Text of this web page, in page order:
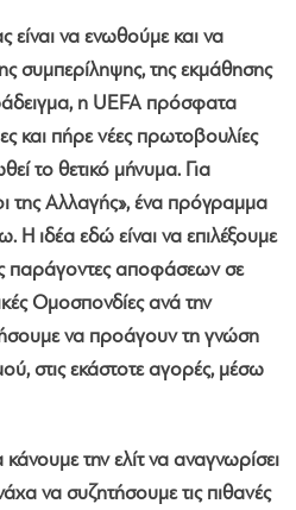
είναι να ενωθούμε και να
συμπερίληψης, της εκμάθησης
η UEFA πρόσφατα
και πήρε νέες πρωτοβουλίες
το θετικό μήνυμα. Για
της Αλλαγής», ένα πρόγραμμα
Η ιδέα εδώ είναι να επιλέξουμε
παράγοντες αποφάσεων σε
Ομοσπονδίες ανά την
να προάγουν τη γνώση
στις εκάστοτε αγορές, μέσω
κάνουμε την ελίτ να αναγνωρίσει
να συζητήσουμε τις πιθανές